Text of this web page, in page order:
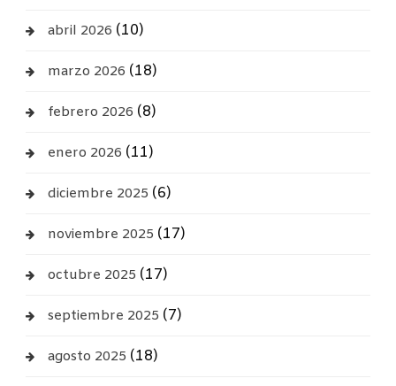
abril 2026 (10)
marzo 2026 (18)
febrero 2026 (8)
enero 2026 (11)
diciembre 2025 (6)
noviembre 2025 (17)
octubre 2025 (17)
septiembre 2025 (7)
agosto 2025 (18)